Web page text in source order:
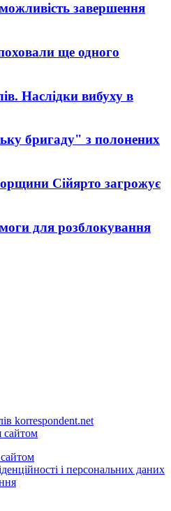
завершення
ще одного
Наслідки вибуху в
бригаду" з полонених
Сійярто загрожує
для розблокування
korrespondent.net
сайтом
і персональних даних